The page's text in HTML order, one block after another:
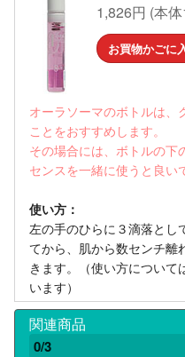
1,826円 (本
お買物かごに
オーラソーマのボトルは、
ことをおすすめします。
その場合には、ボトルの下
センスを一緒に使うと良い
使い方：
左の手のひらに３滴落とし
てから、肌から数センチ離
きます。（使い方について
います）
関連商品
0/3